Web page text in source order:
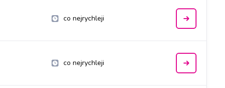
co nejrychleji
co nejrychleji